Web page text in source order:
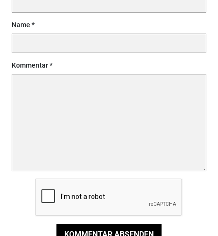
Name
Kommentar